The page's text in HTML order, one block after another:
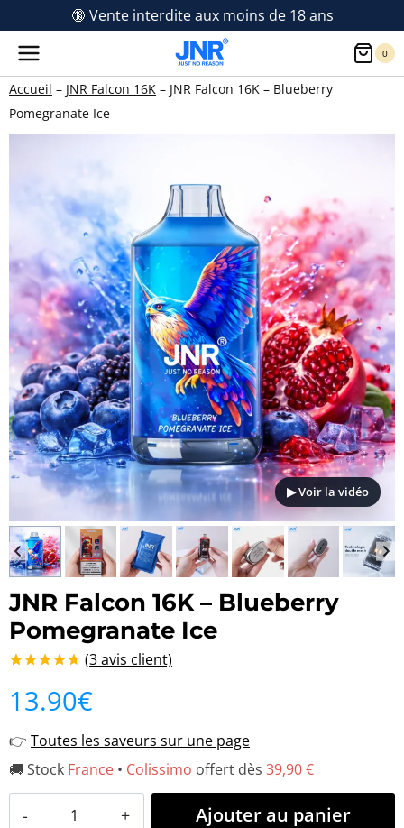
contenu
🔞 Vente interdite aux moins de 18 ans
0
Accueil – JNR Falcon 16K – JNR Falcon 16K – Blueberry
Pomegranate Ice
▶ Voir la vidéo
JNR Falcon 16K – Blueberry
Pomegranate Ice
sur 5 basé
sur
client
(3avis client)
13.90€
👉 Toutes les saveurs sur une page
🚚 Stock France • Colissimo offert dès 39,90 €
Ajouter au panier